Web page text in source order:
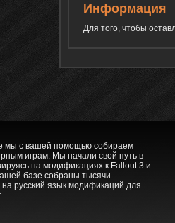
Информация
Для того, чтобы
мы с вашей помощью собираем
играм. Мы начали свой путь в
на модификациях к Fallout 3 и
базе собраны тысячи
русский язык модификаций для